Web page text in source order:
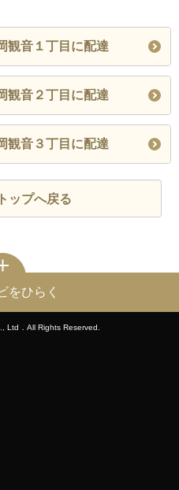
音１丁目に配達
音２丁目に配達
音３丁目に配達
ップへ戻る
をひらく
Ltd．All Rights Reserved.